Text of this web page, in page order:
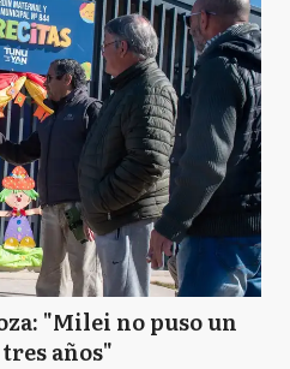
"Milei no puso un
años"